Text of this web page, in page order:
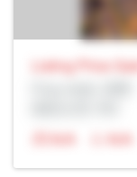
Listing Price
N/A
N/A